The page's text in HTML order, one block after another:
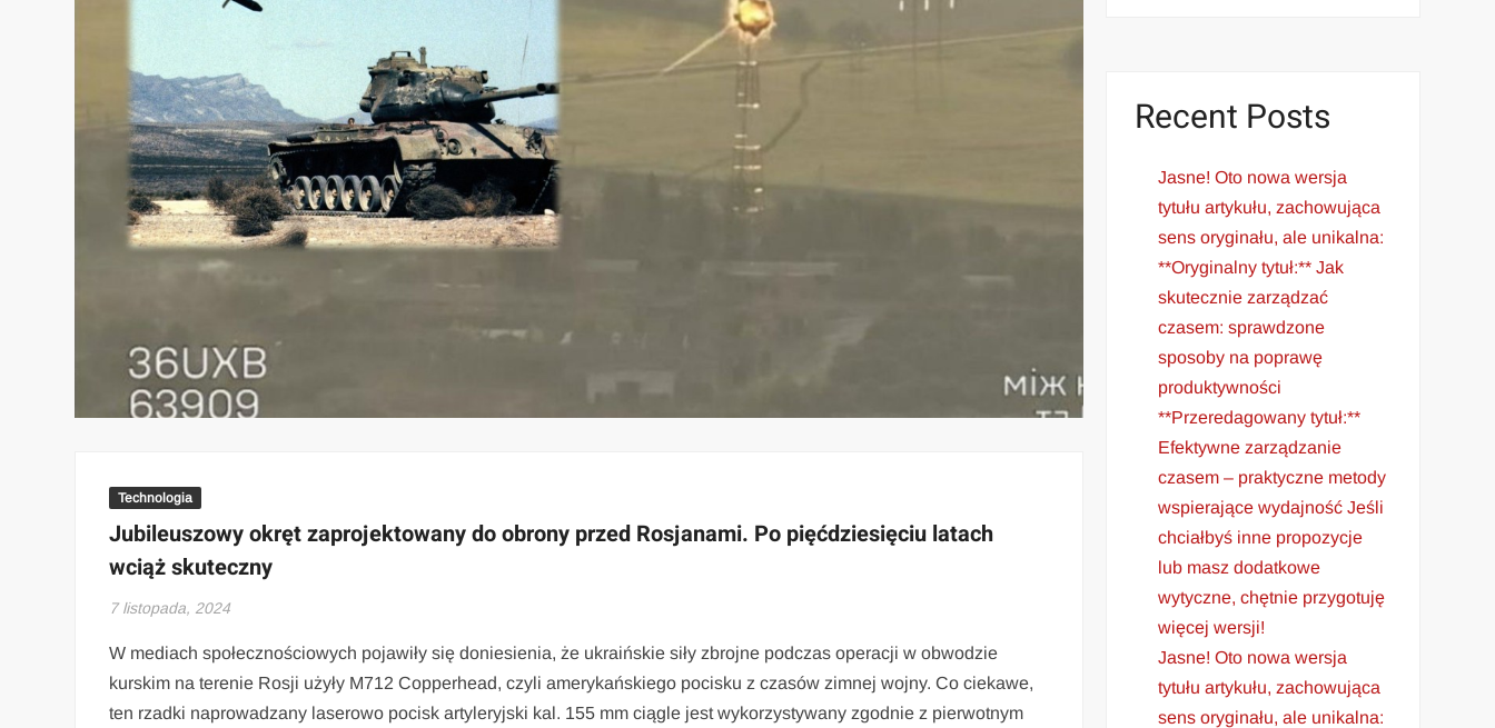
Technologia
Jubileuszowy okręt zaprojektowany do obrony przed Rosjanami. Po pięćdziesięciu latach
wciąż skuteczny
7 listopada, 2024
W mediach społecznościowych pojawiły się doniesienia, że ukraińskie siły zbrojne podczas operacji w obwodzie
kurskim na terenie Rosji użyły M712 Copperhead, czyli amerykańskiego pocisku z czasów zimnej wojny. Co ciekawe,
ten rzadki naprowadzany laserowo pocisk artyleryjski kal. 155 mm ciągle jest wykorzystywany zgodnie z pierwotnym
Recent Posts
Jasne! Oto nowa wersja
tytułu artykułu, zachowująca
sens oryginału, ale unikalna:
**Oryginalny tytuł:** Jak
skutecznie zarządzać
czasem: sprawdzone
sposoby na poprawę
produktywności
**Przeredagowany tytuł:**
Efektywne zarządzanie
czasem – praktyczne metody
wspierające wydajność Jeśli
chciałbyś inne propozycje
lub masz dodatkowe
wytyczne, chętnie przygotuję
więcej wersji!
Jasne! Oto nowa wersja
tytułu artykułu, zachowująca
sens oryginału, ale unikalna: